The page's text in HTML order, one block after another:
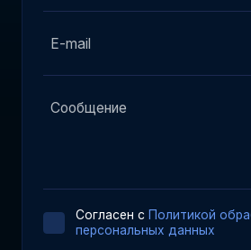
Cогласен с Политикой
персональных данных